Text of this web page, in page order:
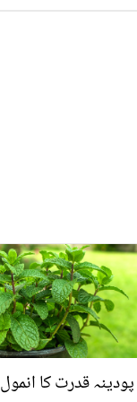
پودینہ قدرت کا انمول